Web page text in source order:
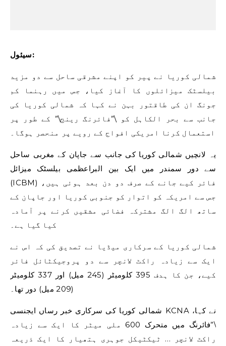
سیئول:
شمالی کوریا نے پیر کو اپنے مشرقی ساحل سے دو مزید
بیلسٹک میزائلوں کا آغاز کیا، جس میں رہنما کم
جونگ ان کی طاقتور بہن نے کہا کہ شمالی کوریا کی
جانب سے بحر الکاہل کو \”فائرنگ رینج\” کے طور پر
استعمال کرنا امریکی افواج کے رویے پر منحصر ہوگا۔
یہ لانچیں شمالی کوریا کی جانب سے جاپان کے مغربی ساحل
سے دور سمندر میں ایک بین البراعظمی بیلسٹک میزائل
(ICBM) فائر کیے جانے کے صرف دو دن بعد ہوئی ہیں،
جس سے امریکہ کو اتوار کو جنوبی کوریا اور جاپان کے
ساتھ الگ الگ مشترکہ فضائی مشقیں کرنے پر آمادہ
کیا گیا ہے۔
شمالی کوریا کے سرکاری میڈیا نے تصدیق کی کہ اس نے
ایک سے زیادہ راکٹ لانچر سے دو پروجیکٹائل فائر
کیے، جن کا ہدف 395 کلومیٹر (245 میل) اور 337 کلومیٹر
(209 میل) دور تھا۔
شمالی کوریا کی سرکاری خبر رساں ایجنسی KCNA نے کہا،
\”فائرنگ میں متحرک 600 ملی میٹر کا ایک سے زیادہ
راکٹ لانچر … ٹیکٹیکل جوہری ہتھیار کا ایک ذریعہ